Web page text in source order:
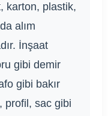
karton, plastik,
alım
İnşaat
gibi demir
gibi bakır
profil, sac gibi